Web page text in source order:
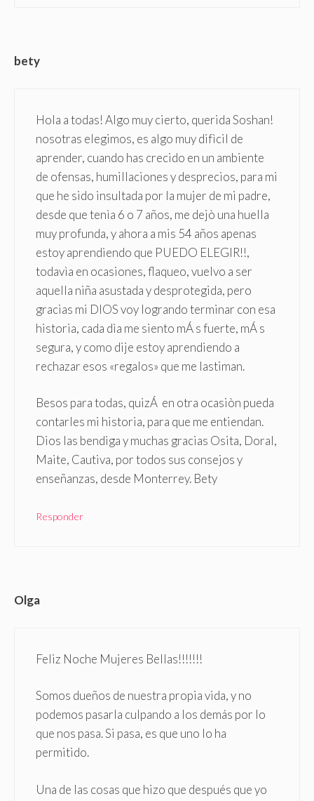
bety
Hola a todas! Algo muy cierto, querida Soshan!
nosotras elegimos, es algo muy difìcil de
aprender, cuando has crecido en un ambiente
de ofensas, humillaciones y desprecios, para mi
que he sido insultada por la mujer de mi padre,
desde que tenìa 6 o 7 años, me dejò una huella
muy profunda, y ahora a mis 54 años apenas
estoy aprendiendo que PUEDO ELEGIR!!,
todavìa en ocasiones, flaqueo, vuelvo a ser
aquella niña asustada y desprotegida, pero
gracias mi DIOS voy logrando terminar con esa
historia, cada dìa me siento mÁ s fuerte, mÁ s
segura, y como dije estoy aprendiendo a
rechazar esos «regalos» que me lastiman.
Besos para todas, quizÁ en otra ocasiòn pueda
contarles mi historia, para que me entiendan.
Dios las bendiga y muchas gracias Osita, Doral,
Maite, Cautiva, por todos sus consejos y
enseñanzas, desde Monterrey. Bety
Responder
Olga
Feliz Noche Mujeres Bellas!!!!!!!
Somos dueños de nuestra propia vida, y no
podemos pasarla culpando a los demás por lo
que nos pasa. Si pasa, es que uno lo ha
permitido.
Una de las cosas que hizo que después que yo